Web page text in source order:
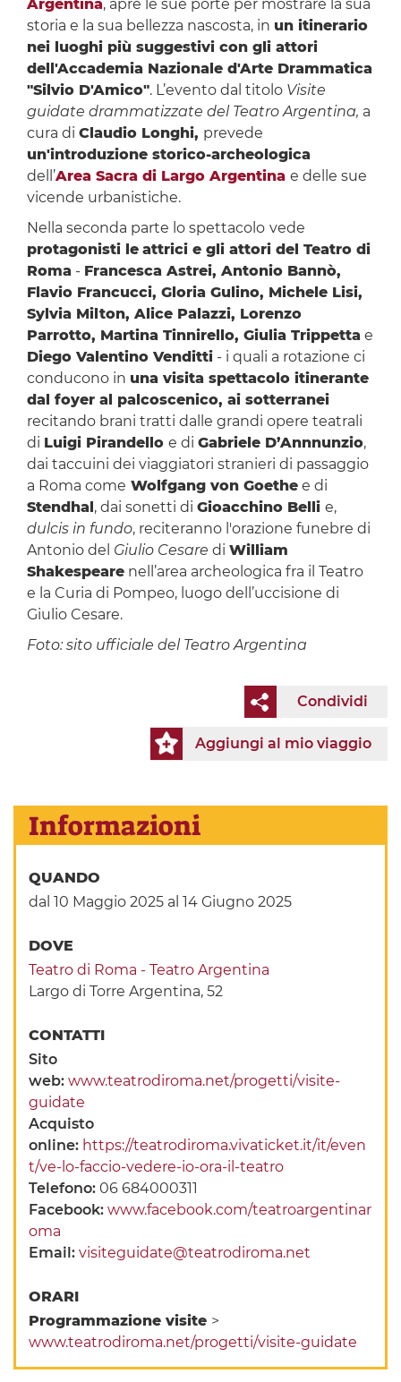
Argentina, apre le sue porte per mostrare la sua
storia e la sua bellezza nascosta, in un itinerario
nei luoghi più suggestivi con gli attori
dell'Accademia Nazionale d'Arte Drammatica
"Silvio D'Amico". L’evento dal titolo Visite
guidate drammatizzate del Teatro Argentina, a
cura di Claudio Longhi, prevede
un'introduzione storico-archeologica
dell’Area Sacra di Largo Argentina e delle sue
vicende urbanistiche.
Nella seconda parte lo spettacolo vede
protagonisti le attrici e gli attori del Teatro di
Roma - Francesca Astrei, Antonio Bannò,
Flavio Francucci, Gloria Gulino, Michele Lisi,
Sylvia Milton, Alice Palazzi, Lorenzo
Parrotto, Martina Tinnirello, Giulia Trippetta e
Diego Valentino Venditti- i quali a rotazione ci
conducono in una visita spettacolo itinerante
dal foyer al palcoscenico, ai sotterranei
recitando brani tratti dalle grandi opere teatrali
di Luigi Pirandello e di Gabriele D’Annnunzio,
dai taccuini dei viaggiatori stranieri di passaggio
a Roma come Wolfgang von Goethee di
Stendhal , dai sonetti di Gioacchino Belli e,
dulcis in fundo, reciteranno l'orazione funebre di
Antonio del Giulio Cesare di William
Shakespearenell’area archeologica fra il Teatro
e la Curia di Pompeo, luogo dell’uccisione di
Giulio Cesare.
Foto: sito ufficiale del Teatro Argentina
Condividi
Aggiungi al mio viaggio
Informazioni
QUANDO
dal 10 Maggio 2025 al 14 Giugno 2025
DOVE
Teatro di Roma - Teatro Argentina
Largo di Torre Argentina, 52
CONTATTI
Sito
web:www.teatrodiroma.net/progetti/visite-
guidate
Acquisto
online: https://teatrodiroma.vivaticket.it/it/even
t/ve-lo-faccio-vedere-io-ora-il-teatro
Telefono:06 684000311
Facebook:www.facebook.com/teatroargentinar
oma
Email:visiteguidate@teatrodiroma.net
ORARI
Programmazione visite >
www.teatrodiroma.net/progetti/visite-guidate